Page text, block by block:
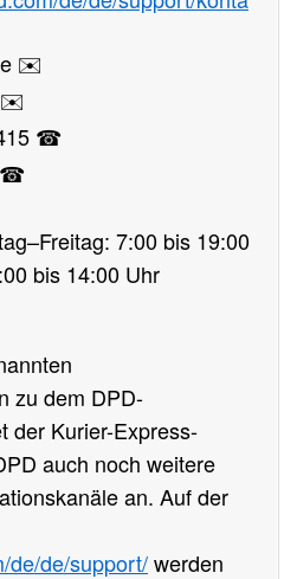
✉️
✉️
☎
☎
7:00 bis 19:00
bis 14:00 Uhr
zu dem DPD-
der Kurier-Express-
auch noch weitere
an. Auf der
de/de/support/werden